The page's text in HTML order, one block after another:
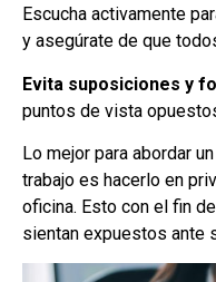
Escucha activamente
y asegúrate de que
Evita suposiciones y
puntos de vista
Lo mejor para abordar
trabajo es hacerlo en
oficina. Esto con el fin
sientan expuestos ante